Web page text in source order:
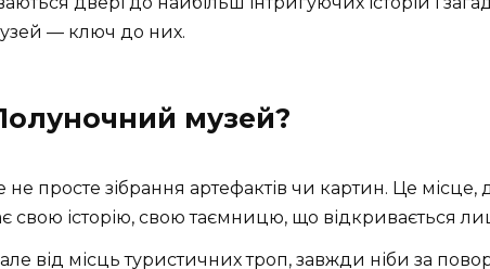
— ключ до них.
музей?
не просте зібрання артефактів чи картин. Це місце,
свою історію, свою таємницю, що відкривається
від місць туристичних троп, завжди ніби за